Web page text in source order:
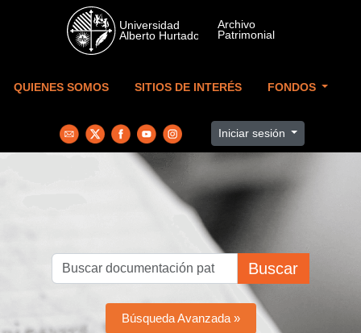
Skip to main content
QUIENES SOMOS SITIOS DE INTERÉS FONDOS
Iniciar sesión
Buscar
Búsqueda Avanzada »